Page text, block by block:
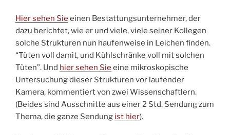
Hier sehen Sie einen Bestattungsunternehmer, der
dazu berichtet, wie er und viele, viele seiner Kollegen
solche Strukturen nun haufenweise in Leichen finden.
“Tüten voll damit, und Kühlschränke voll mit solchen
Tüten”. Und hier sehen Sie eine mikroskopische
Untersuchung dieser Strukturen vor laufender
Kamera, kommentiert von zwei Wissenschaftlern.
(Beides sind Ausschnitte aus einer 2 Std. Sendung zum
Thema, die ganze Sendung ist hier).